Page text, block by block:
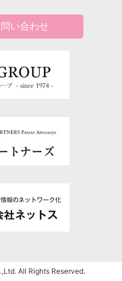
い合わせ
All Rights Reserved.